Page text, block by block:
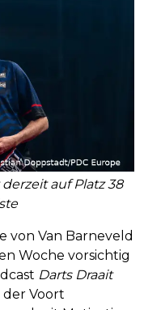
auf Platz 38
von Van Barneveld
Woche vorsichtig
Darts Draait
Voort